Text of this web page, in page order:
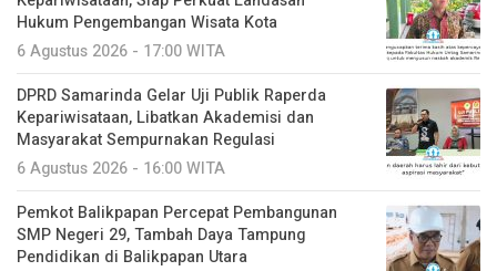
Hukum Pengembangan Wisata Kota
6 Agustus 2026 - 17:00 WITA
DPRD Samarinda Gelar Uji Publik Raperda
Kepariwisataan, Libatkan Akademisi dan
Masyarakat Sempurnakan Regulasi
6 Agustus 2026 - 16:00 WITA
Pemkot Balikpapan Percepat Pembangunan
SMP Negeri 29, Tambah Daya Tampung
Pendidikan di Balikpapan Utara